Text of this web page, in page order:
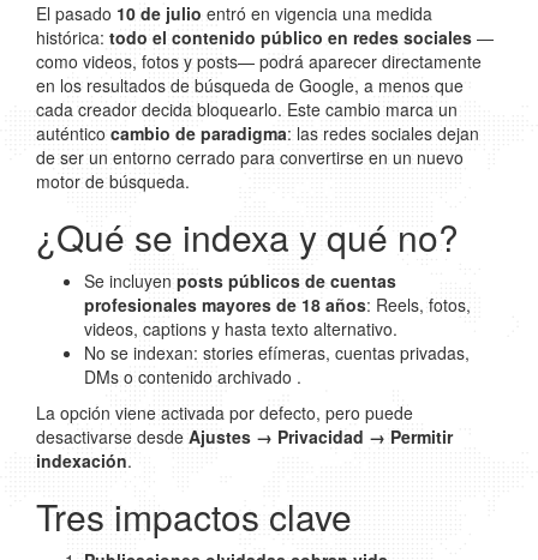
El pasado 10 de julio entró en vigencia una medida
histórica: todo el contenido público en redes sociales —
como videos, fotos y posts— podrá aparecer directamente
en los resultados de búsqueda de Google, a menos que
cada creador decida bloquearlo. Este cambio marca un
auténtico cambio de paradigma: las redes sociales dejan
de ser un entorno cerrado para convertirse en un nuevo
motor de búsqueda.
¿Qué se indexa y qué no?
Se incluyen posts públicos de cuentas
profesionales mayores de 18 años: Reels, fotos,
videos, captions y hasta texto alternativo.
No se indexan: stories efímeras, cuentas privadas,
DMs o contenido archivado .
La opción viene activada por defecto, pero puede
desactivarse desde Ajustes → Privacidad → Permitir
indexación.
Tres impactos clave